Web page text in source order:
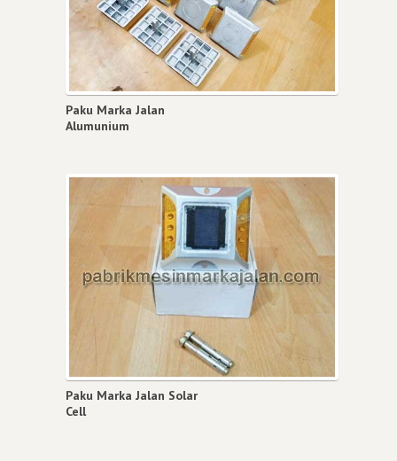
Paku Marka Jalan
Alumunium
Paku Marka Jalan Solar
Cell